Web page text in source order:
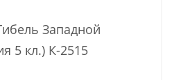
Западной
5 кл.) К-2515